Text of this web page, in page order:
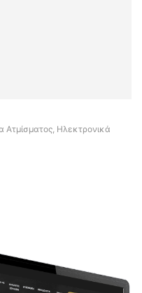
Ατμίσματος, Ηλεκτρονικά